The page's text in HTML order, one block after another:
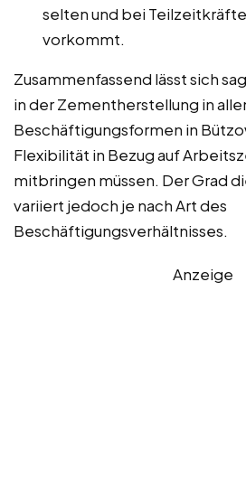
selten und bei
vorkommt.
Zusammenfassend lässt sich
in der Zementherstellung in
Beschäftigungsformen in
Flexibilität in Bezug auf
mitbringen müssen. Der Grad
variiert jedoch je nach Art des
Beschäftigungsverhältnisses.
Anzeige